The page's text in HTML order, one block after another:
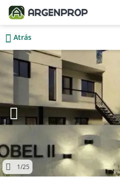
Atrás
1/25